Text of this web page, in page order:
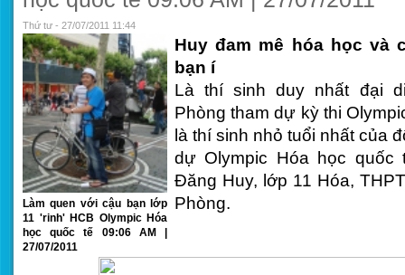
Thứ tư - 27/07/2011 11:44
Làm quen với cậu bạn lớp
11 'rinh' HCB Olympic Hóa
học quốc tế 09:06 AM |
27/07/2011
Huy đam mê hóa học và
bạn í
Là thí sinh duy nhất đại
Phòng tham dự kỳ thi
là thí sinh nhỏ tuổi nhất của
dự Olympic Hóa học quốc
Đăng Huy, lớp 11 Hóa,
Phòng.